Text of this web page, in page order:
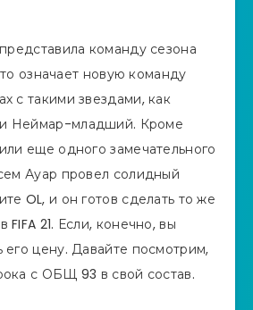
команду сезона
означает новую команду
с такими звездами, как
Неймар-младший. Кроме
еще одного замечательного
Ауар провел солидный
OL, и он готов сделать то же
FIFA 21. Если, конечно, вы
его цену. Давайте посмотрим,
с ОБЩ 93 в свой состав.